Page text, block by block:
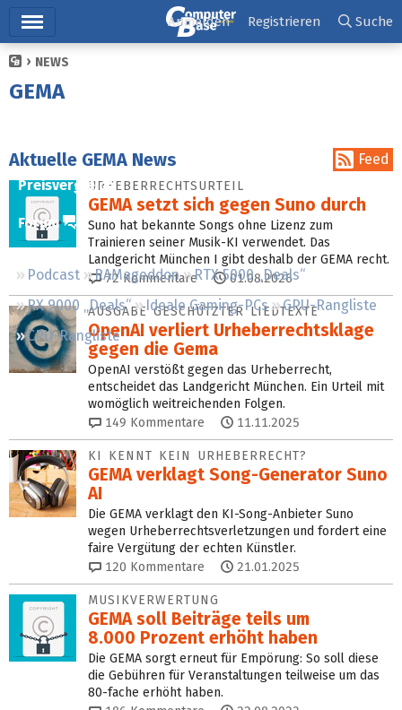
Ticker
Downloads
Preisvergleich
Forum
Podcast RAMageddon
RTX 5000 „Deals“
RX 9000 „Deals“
Ideale Gaming-PCs
GPU-Rangliste
CPU-Rangliste
Anmelden Registrieren Suche
NEWS
GEMA
Aktuelle GEMA News Feed
URHEBERRECHTSURTEIL
GEMA setzt sich gegen Suno durch
Suno hat bekannte Songs ohne Lizenz zum
Trainieren seiner Musik-KI verwendet. Das
Landgericht München I gibt deshalb der GEMA recht.
72Kommentare 01.08.2026
AUSGABE GESCHÜTZTER LIEDTEXTE
OpenAI verliert Urheberrechts­klage
gegen die Gema
OpenAI verstößt gegen das Urheberrecht,
entscheidet das Landgericht München. Ein Urteil mit
womöglich weitreichenden Folgen.
149 Kommentare 11.11.2025
KI KENNT KEIN URHEBERRECHT?
GEMA verklagt Song-Generator Suno
AI
Die GEMA verklagt den KI-Song-Anbieter Suno
wegen Urheberrechtsverletzungen und fordert eine
faire Vergütung der echten Künstler.
120 Kommentare 21.01.2025
MUSIKVERWERTUNG
GEMA soll Beiträge teils um
8.000 Prozent erhöht haben
Die GEMA sorgt erneut für Empörung: So soll diese
die Gebühren für Veranstaltungen teilweise um das
80-fache erhöht haben.